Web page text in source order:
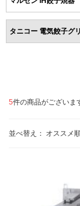
タニコー 電気餃子グ
5件の商品がございま
並べ替え： オススメ